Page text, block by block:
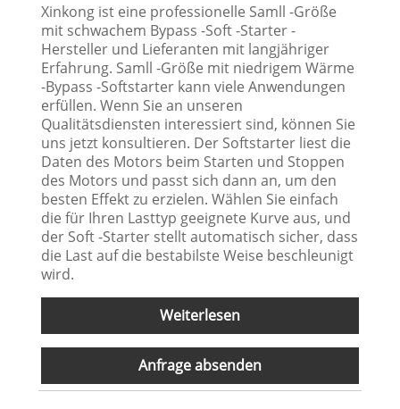
Xinkong ist eine professionelle Samll -Größe
mit schwachem Bypass -Soft -Starter -
Hersteller und Lieferanten mit langjähriger
Erfahrung. Samll -Größe mit niedrigem Wärme
-Bypass -Softstarter kann viele Anwendungen
erfüllen. Wenn Sie an unseren
Qualitätsdiensten interessiert sind, können Sie
uns jetzt konsultieren. Der Softstarter liest die
Daten des Motors beim Starten und Stoppen
des Motors und passt sich dann an, um den
besten Effekt zu erzielen. Wählen Sie einfach
die für Ihren Lasttyp geeignete Kurve aus, und
der Soft -Starter stellt automatisch sicher, dass
die Last auf die bestabilste Weise beschleunigt
wird.
Weiterlesen
Anfrage absenden